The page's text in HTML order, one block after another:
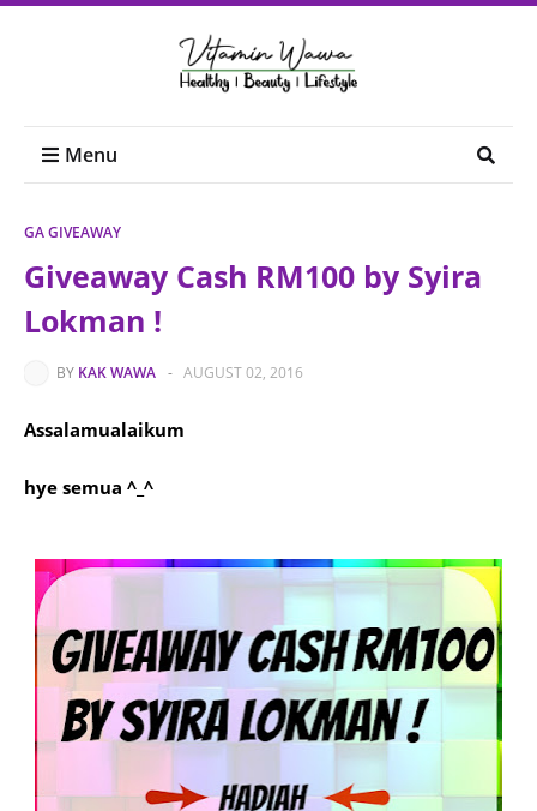
Menu
GA GIVEAWAY
Giveaway Cash RM100 by Syira
Lokman !
BY KAK WAWA - AUGUST 02, 2016
Assalamualaikum
hye semua ^_^